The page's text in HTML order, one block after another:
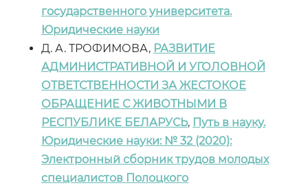
государственного университета.
Юридические науки
Д. А. ТРОФИМОВА, РАЗВИТИЕ
АДМИНИСТРАТИВНОЙ И УГОЛОВНОЙ
ОТВЕТСТВЕННОСТИ ЗА ЖЕСТОКОЕ
ОБРАЩЕНИЕ С ЖИВОТНЫМИ В
РЕСПУБЛИКЕ БЕЛАРУСЬ, Путь в науку.
Юридические науки: № 32 (2020):
Электронный сборник трудов молодых
специалистов Полоцкого